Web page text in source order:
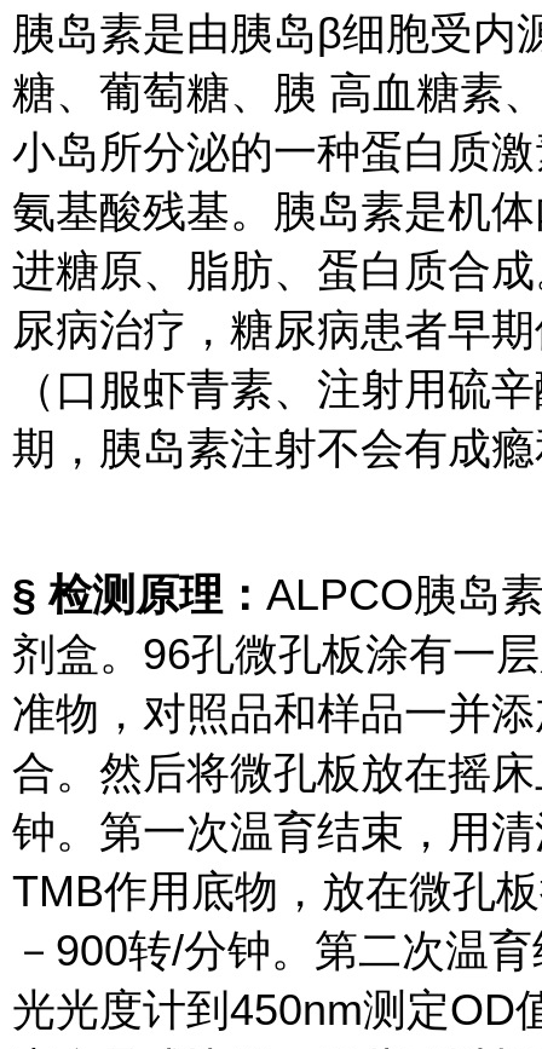
胰岛素是由胰岛β细胞受内
糖、葡萄糖、胰 高血糖素
小岛所分泌的一种蛋白质
氨基酸残基。胰岛素是机
进糖原、脂肪、蛋白质合
尿病治疗，糖尿病患者早
（口服虾青素、注射用硫
期，胰岛素注射不会有成
§ 检测原理： ALPCO胰岛
剂盒。96孔微孔板涂有一
准物，对照品和样品一并
合。然后将微孔板放在摇
钟。第一次温育结束，用
TMB作用底物，放在微孔
－900转/分钟。第二次温
光光度计到450nm测定OD